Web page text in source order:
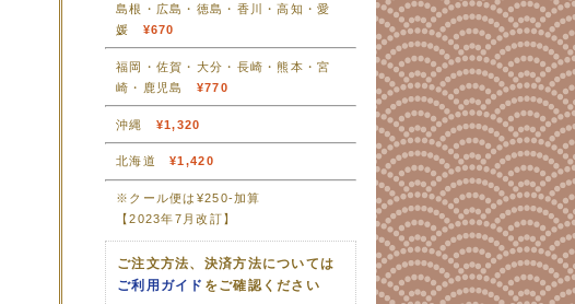
島根・広島・徳島・香川・高知・愛
媛 ¥670
福岡・佐賀・大分・長崎・熊本・宮
崎・鹿児島 ¥770
沖縄 ¥1,320
北海道¥1,420
※クール便は¥250-加算
【2023年7月改訂】
ご注文方法、決済方法については
ご利用ガイド をご確認ください